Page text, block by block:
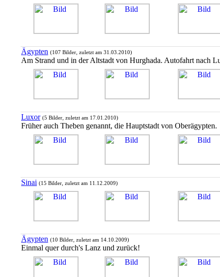
Ägypten (107 Bilder, zuletzt am 31.03.2010)
Am Strand und in der Altstadt von Hurghada. Autofahrt nach
Luxor (5 Bilder, zuletzt am 17.01.2010)
Früher auch Theben genannt, die Hauptstadt von Oberägypten.
Sinai (15 Bilder, zuletzt am 11.12.2009)
Ägypten (10 Bilder, zuletzt am 14.10.2009)
Einmal quer durch's Lanz und zurück!